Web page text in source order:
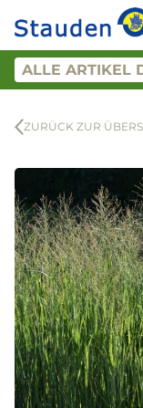
ZURÜCK ZUR